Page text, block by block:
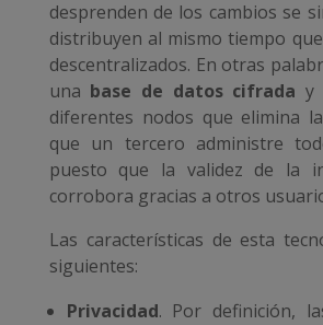
desprenden de los cambios se
distribuyen al mismo tiempo
descentralizados. En otras
una base de datos cifrada y
diferentes nodos que elimina
que un tercero administre
puesto que la validez de la
corrobora gracias a otros
Las características de esta
siguientes:
Privacidad. Por definición,